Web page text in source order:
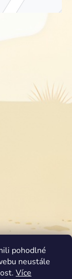
pohodlné
neustále
Více